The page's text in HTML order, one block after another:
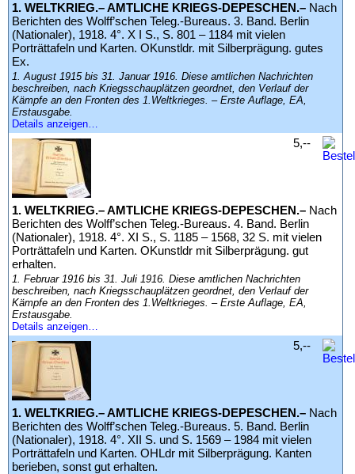
1. WELTKRIEG.– AMTLICHE KRIEGS-DEPESCHEN.– Nach
Berichten des Wolff’schen Teleg.-Bureaus. 3. Band. Berlin
(Nationaler), 1918. 4°. X I S., S. 801 – 1184 mit vielen
Porträttafeln und Karten. OKunstldr. mit Silberprägung. gutes
Ex.
1. August 1915 bis 31. Januar 1916. Diese amtlichen Nachrichten
beschreiben, nach Kriegsschauplätzen geordnet, den Verlauf der
Kämpfe an den Fronten des 1.Weltkrieges. – Erste Auflage, EA,
Erstausgabe.
Details anzeigen…
1. WELTKRIEG.– AMTLICHE KRIEGS-DEPESCHEN.– Nach
Berichten des Wolff’schen Teleg.-Bureaus. 4. Band. Berlin
(Nationaler), 1918. 4°. XI S., S. 1185 – 1568, 32 S. mit vielen
Porträttafeln und Karten. OKunstldr mit Silberprägung. gut
erhalten.
1. Februar 1916 bis 31. Juli 1916. Diese amtlichen Nachrichten
beschreiben, nach Kriegsschauplätzen geordnet, den Verlauf der
Kämpfe an den Fronten des 1.Weltkrieges. – Erste Auflage, EA,
Erstausgabe.
Details anzeigen…
5,--
1. WELTKRIEG.– AMTLICHE KRIEGS-DEPESCHEN.– Nach
Berichten des Wolff’schen Teleg.-Bureaus. 5. Band. Berlin
(Nationaler), 1918. 4°. XII S. und S. 1569 – 1984 mit vielen
Porträttafeln und Karten. OHLdr mit Silberprägung. Kanten
berieben, sonst gut erhalten.
5,--